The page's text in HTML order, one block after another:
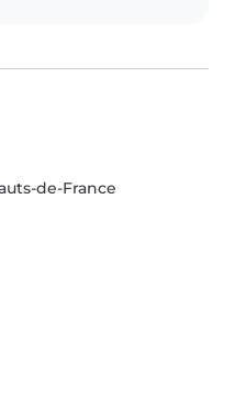
de-France